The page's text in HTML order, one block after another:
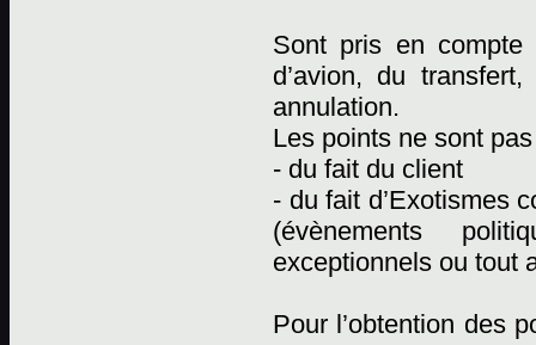
Sont pris en compte
d’avion, du
annulation.
Les points ne sont
- du fait du client
- du fait d’Exotismes
(évènements
exceptionnels ou tout
Pour l’obtention des